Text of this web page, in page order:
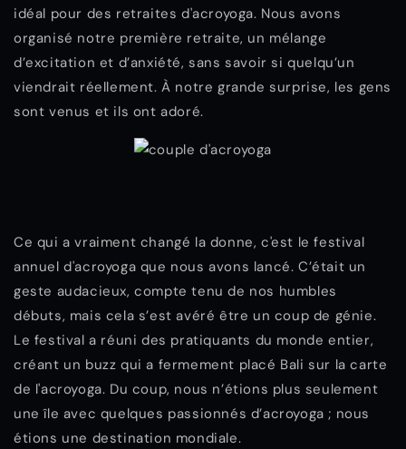
idéal pour des retraites d'acroyoga. Nous avons
organisé notre première retraite, un mélange
d’excitation et d’anxiété, sans savoir si quelqu’un
viendrait réellement. À notre grande surprise, les gens
sont venus et ils ont adoré.
Ce qui a vraiment changé la donne, c'est le festival
annuel d'acroyoga que nous avons lancé. C’était un
geste audacieux, compte tenu de nos humbles
débuts, mais cela s’est avéré être un coup de génie.
Le festival a réuni des pratiquants du monde entier,
créant un buzz qui a fermement placé Bali sur la carte
de l'acroyoga. Du coup, nous n’étions plus seulement
une île avec quelques passionnés d’acroyoga ; nous
étions une destination mondiale.